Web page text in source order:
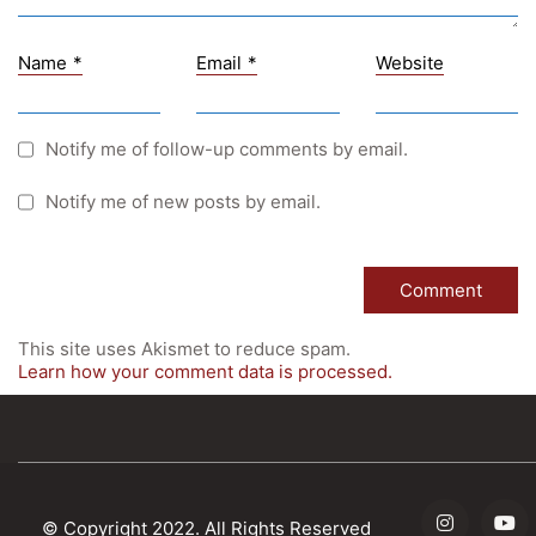
Name * Email * Website
Notify me of follow-up comments by email.
Notify me of new posts by email.
This site uses Akismet to reduce spam.
Learn how your comment data is processed.
Sprachennetzwerk Graz
University of Applied Sciences
Young Science
Einkäufergr für E-Rechnungen: V45
© Copyright 2022. All Rights Reserved